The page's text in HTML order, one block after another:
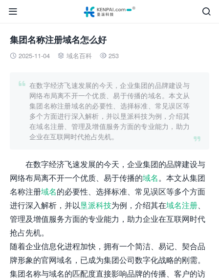


集团名称注册域名怎么好
 2025-11-04  域名百科  253


在数字经济飞速发展的今天，企业集团的品牌建设与
网络布局离不开一个优质、易于传播的域名。本文从
集团名称注册域名的必要性、选择标准、常见误区等
多个方面进行深入解析，并以垦派科技为例，介绍其
在域名注册、管理及增值服务方面的专业能力，助力
企业在互联网时代抢占先机。
在数字经济飞速发展的今天，企业集团的品牌建设与
网络布局离不开一个优质、易于传播的域名。本文从集团
名称注册域名的必要性、选择标准、常见误区等多个方面
进行深入解析，并以垦派科技为例，介绍其在域名注册、
管理及增值服务方面的专业能力，助力企业在互联网时代
抢占先机。
随着企业信息化进程加快，拥有一个简洁、易记、契合品
牌形象的官网域名，已成为集团公司数字化战略的刚需。
集团名称与域名的匹配度直接影响品牌的传播、客户的访